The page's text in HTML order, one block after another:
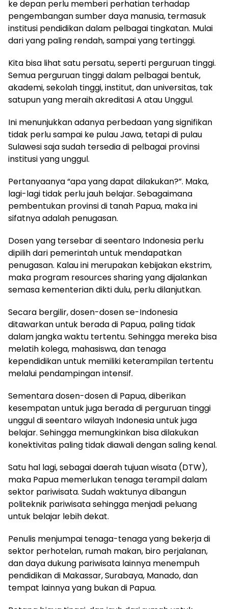
ke depan perlu memberi perhatian terhadap
pengembangan sumber daya manusia, termasuk
institusi pendidikan dalam pelbagai tingkatan. Mulai
dari yang paling rendah, sampai yang tertinggi.
Kita bisa lihat satu persatu, seperti perguruan tinggi.
Semua perguruan tinggi dalam pelbagai bentuk,
akademi, sekolah tinggi, institut, dan universitas, tak
satupun yang meraih akreditasi A atau Unggul.
Ini menunjukkan adanya perbedaan yang signifikan
tidak perlu sampai ke pulau Jawa, tetapi di pulau
Sulawesi saja sudah tersedia di pelbagai provinsi
institusi yang unggul.
Pertanyaanya “apa yang dapat dilakukan?”. Maka,
lagi-lagi tidak perlu jauh belajar. Sebagaimana
pembentukan provinsi di tanah Papua, maka ini
sifatnya adalah penugasan.
Dosen yang tersebar di seentaro Indonesia perlu
dipilih dari pemerintah untuk mendapatkan
penugasan. Kalau ini merupakan kebijakan ekstrim,
maka program resources sharing yang dijalankan
semasa kementerian dikti dulu, perlu dilanjutkan.
Secara bergilir, dosen-dosen se-Indonesia
ditawarkan untuk berada di Papua, paling tidak
dalam jangka waktu tertentu. Sehingga mereka bisa
melatih kolega, mahasiswa, dan tenaga
kependidikan untuk memiliki keterampilan tertentu
melalui pendampingan intensif.
Sementara dosen-dosen di Papua, diberikan
kesempatan untuk juga berada di perguruan tinggi
unggul di seentaro wilayah Indonesia untuk juga
belajar. Sehingga memungkinkan bisa dilakukan
konektivitas paling tidak diawali dengan saling kenal.
Satu hal lagi, sebagai daerah tujuan wisata (DTW),
maka Papua memerlukan tenaga terampil dalam
sektor pariwisata. Sudah waktunya dibangun
politeknik pariwisata sehingga menjadi peluang
untuk belajar lebih dekat.
Penulis menjumpai tenaga-tenaga yang bekerja di
sektor perhotelan, rumah makan, biro perjalanan,
dan daya dukung pariwisata lainnya menempuh
pendidikan di Makassar, Surabaya, Manado, dan
tempat lainnya yang bukan di Papua.